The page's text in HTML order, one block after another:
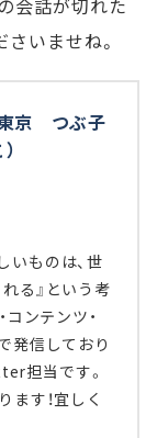
会話が切れた
いませね。
東京 つぶ子
いものは、世
る』という考
コンテンツ・
発信しており
担当です。
す！宜しく